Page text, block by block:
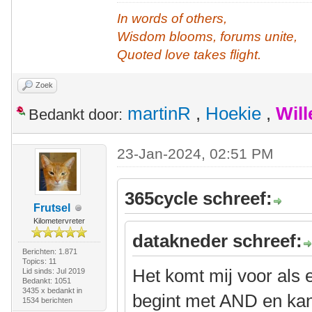
In words of others,
Wisdom blooms, forums unite,
Quoted love takes flight.
Zoek
Bedankt door: martinR , Hoekie ,
Frutsel
Kilometervreter
Berichten: 1.871
Topics: 11
Lid sinds: Jul 2019
Bedankt: 1051
3435 x bedankt in
1534 berichten
23-Jan-2024, 02:51 PM
365cycle schreef:
datakneder schreef:
Het komt mij voor als
begint met AND en